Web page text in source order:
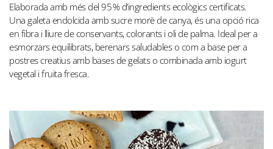
Elaborada amb més del 95 % d’ingredients ecològics certificats.
Una galeta endolcida amb sucre morè de canya, és una opció rica
en fibra i lliure de conservants, colorants i oli de palma. Ideal per a
esmorzars equilibrats, berenars saludables o com a base per a
postres creatius amb bases de gelats o combinada amb iogurt
vegetal i fruita fresca.